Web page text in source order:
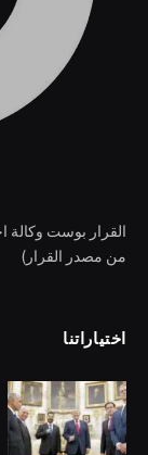
من مصدر القرار)
اختياراتنا